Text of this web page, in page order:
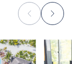
求部分学生修读
训／实习／公开
水平会因应通胀